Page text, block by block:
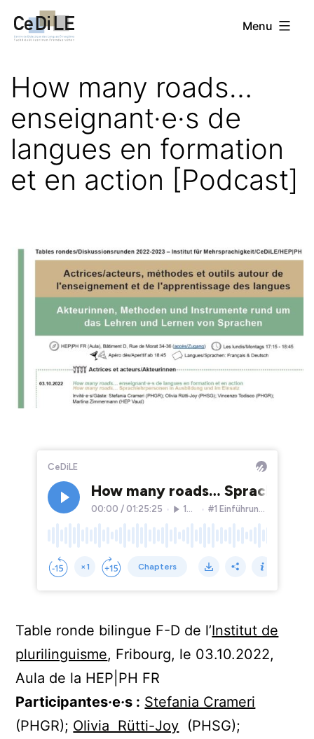
auCeDiLE Menu
How many roads…
enseignant·e·s de
langues en formation
et en action [Podcast]
Table ronde bilingue F-D de l’Institut de
plurilinguisme, Fribourg, le 03.10.2022,
Aula de la HEP|PH FR
Participantes·e·s : Stefania Crameri
(PHGR); Olivia Rütti-Joy (PHSG);